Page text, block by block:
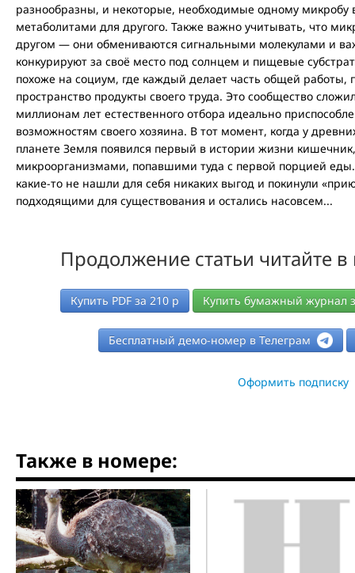
разнообразны, и некоторые, необходимые одному микробу
метаболитами для другого. Также важно учитывать, что
другом — они обмениваются сигнальными молекулами и
конкурируют за своё место под солнцем и пищевые
похоже на социум, где каждый делает часть общей работы,
пространство продукты своего труда. Это сообщество
миллионам лет естественного отбора идеально
возможностям своего хозяина. В тот момент, когда у
планете Земля появился первый в истории жизни
микроорганизмами, попавшими туда с первой порцией
какие-то не нашли для себя никаких выгод и покинули
подходящими для существования и остались насовсем...
Продолжение статьи читайте
Купить PDF за 210 р Купить бумажный журнал
Бесплатный демо-номер в Телеграм
Оформить подписку
Также в номере: